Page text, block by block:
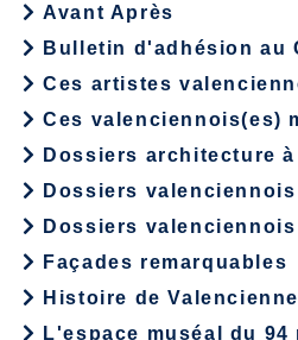
Avant Après
Bulletin d'adhésion au
Ces artistes
Ces valenciennois(es)
Dossiers architecture
Dossiers valenciennois
Dossiers
Façades remarquables
Histoire de
L'espace muséal du 94